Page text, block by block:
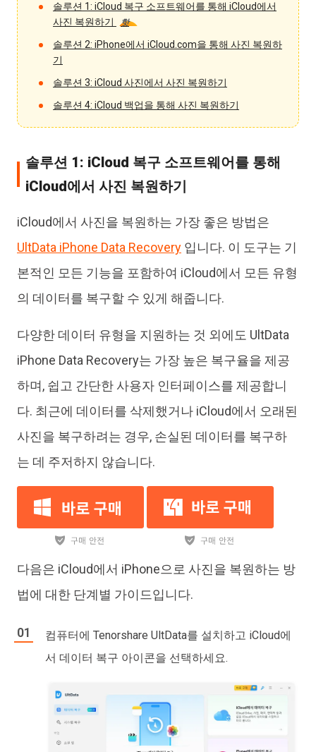
솔루션 1: iCloud 복구 소프트웨어를 통해 iCloud에서
사진 복원하기
핫
솔루션 2: iPhone에서 iCloud.com을 통해 사진 복원하
기
솔루션 3: iCloud 사진에서 사진 복원하기
솔루션 4: iCloud 백업을 통해 사진 복원하기
솔루션 1: iCloud 복구 소프트웨어를 통해
iCloud에서 사진 복원하기
iCloud에서 사진을 복원하는 가장 좋은 방법은
UltData iPhone Data Recovery 입니다. 이 도구는 기
본적인 모든 기능을 포함하여 iCloud에서 모든 유형
의 데이터를 복구할 수 있게 해줍니다.
다양한 데이터 유형을 지원하는 것 외에도 UltData
iPhone Data Recovery는 가장 높은 복구율을 제공
하며, 쉽고 간단한 사용자 인터페이스를 제공합니
다. 최근에 데이터를 삭제했거나 iCloud에서 오래된
사진을 복구하려는 경우, 손실된 데이터를 복구하
는 데 주저하지 않습니다.
다음은 iCloud에서 iPhone으로 사진을 복원하는 방
법에 대한 단계별 가이드입니다.
컴퓨터에 Tenorshare UltData를 설치하고 iCloud에
서 데이터 복구 아이콘을 선택하세요.